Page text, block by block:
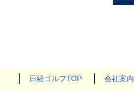
日経ゴルフTOP 会社案内